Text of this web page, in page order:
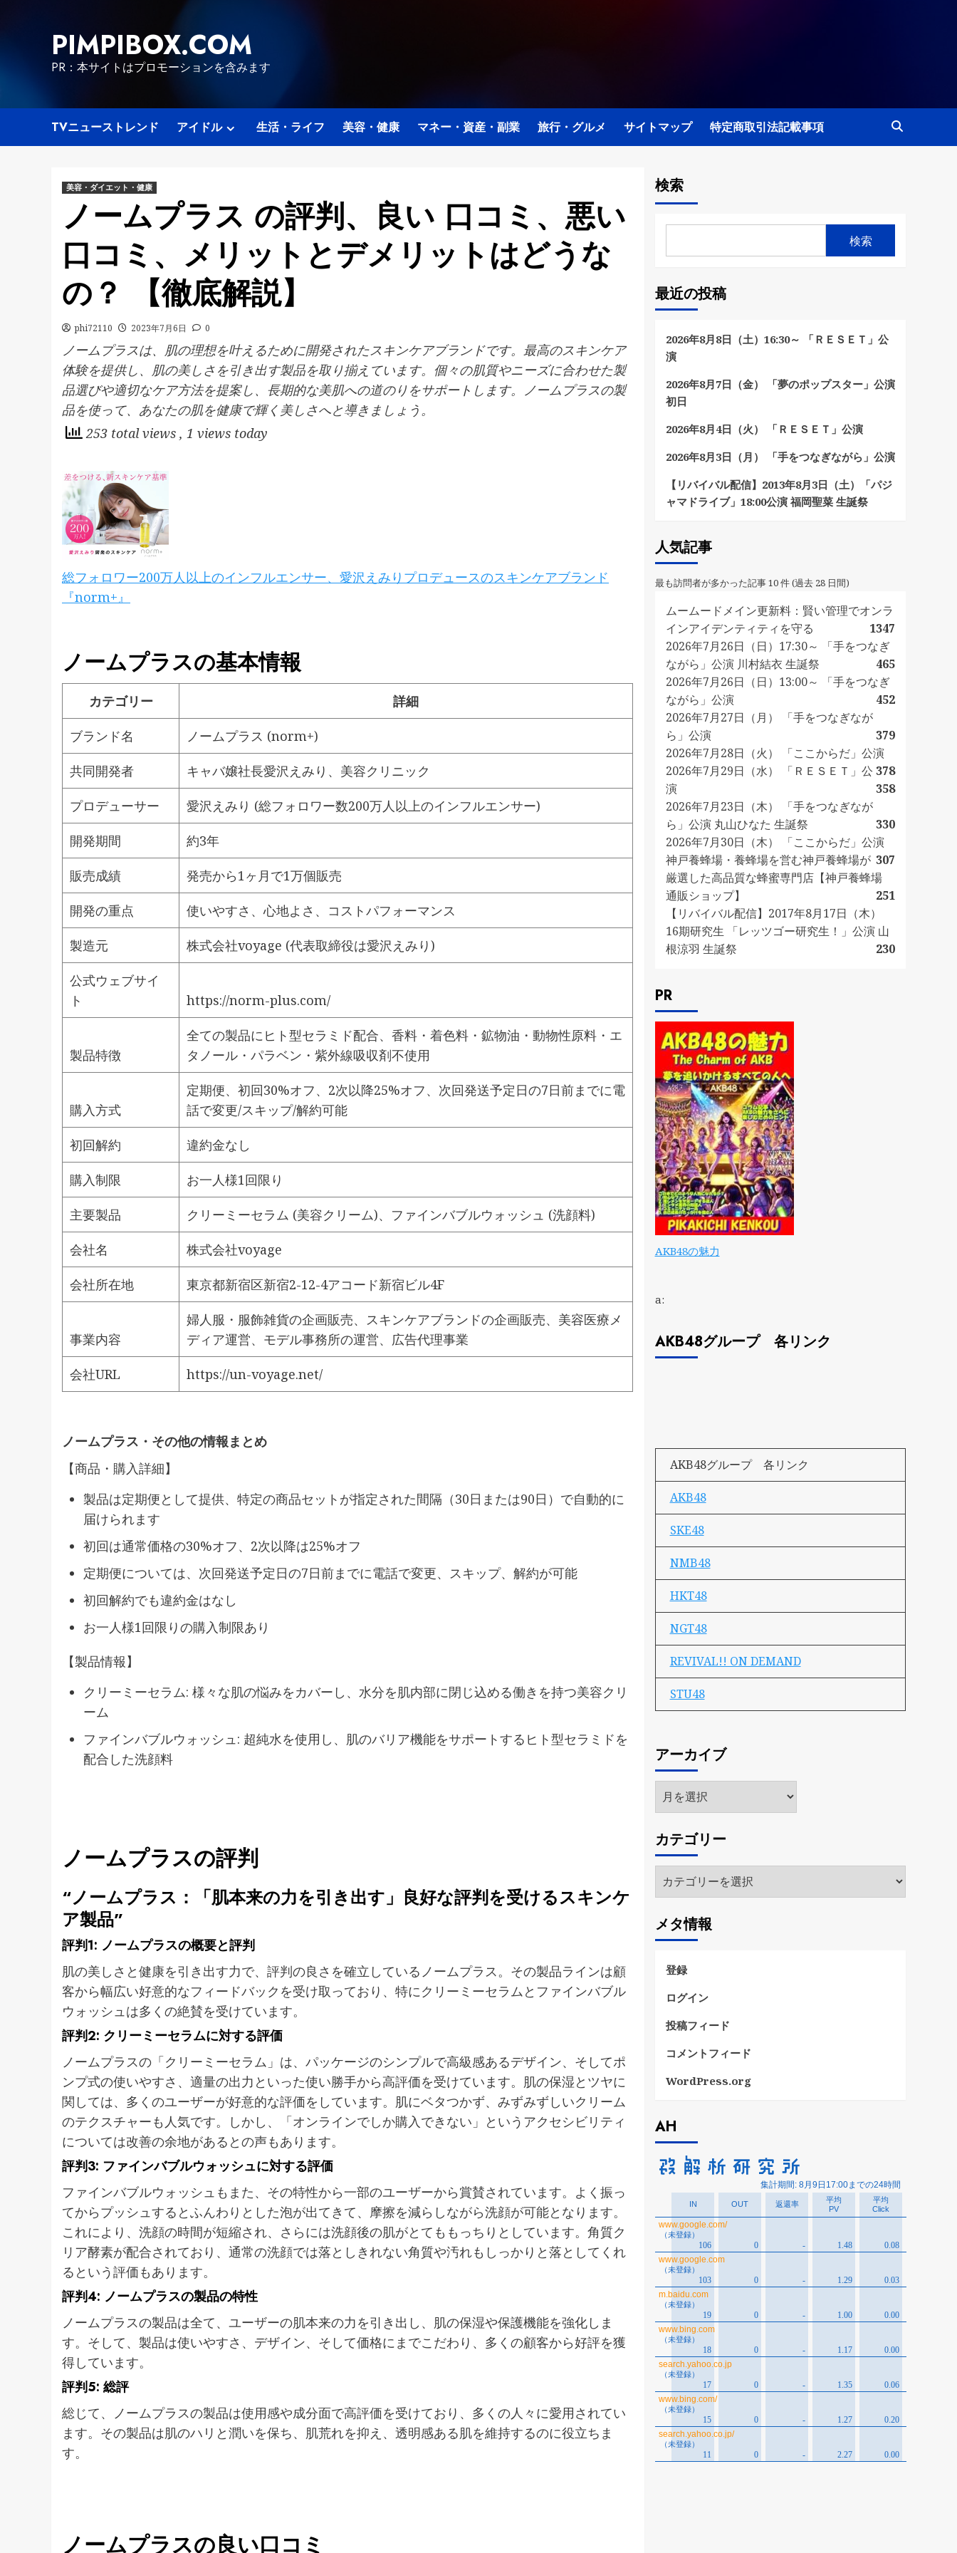
PIMPIBOX.COM
PR：本サイトはプロモーションを含みます
TVニューストレンド アイドル 生活・ライフ 美容・健康 マネー・資産・副業 旅行・グルメ サイトマップ 特定商取引法記載事項
美容・ダイエット・健康
ノームプラス の評判、良い 口コミ、悪い
口コミ、メリットとデメリットはどうな
の？ 【徹底解説】
phi72110 2023年7月6日 0
ノームプラスは、肌の理想を叶えるために開発されたスキンケアブランドです。最高のスキンケア
体験を提供し、肌の美しさを引き出す製品を取り揃えています。個々の肌質やニーズに合わせた製
品選びや適切なケア方法を提案し、長期的な美肌への道のりをサポートします。ノームプラスの製
品を使って、あなたの肌を健康で輝く美しさへと導きましょう。
253 total views , 1 views today
総フォロワー200万人以上のインフルエンサー、愛沢えみりプロデュースのスキンケアブランド
『norm+』
ノームプラスの基本情報
カテゴリー 詳細
ブランド名 ノームプラス (norm+)
共同開発者 キャバ嬢社長愛沢えみり、美容クリニック
プロデューサー 愛沢えみり (総フォロワー数200万人以上のインフルエンサー)
開発期間 約3年
販売成績 発売から1ヶ月で1万個販売
開発の重点 使いやすさ、心地よさ、コストパフォーマンス
製造元 株式会社voyage (代表取締役は愛沢えみり)
公式ウェブサイ
ト
https://norm-plus.com/
製品特徴
全ての製品にヒト型セラミド配合、香料・着色料・鉱物油・動物性原料・エ
タノール・パラベン・紫外線吸収剤不使用
購入方式
定期便、初回30%オフ、2次以降25%オフ、次回発送予定日の7日前までに電
話で変更/スキップ/解約可能
初回解約 違約金なし
購入制限 お一人様1回限り
主要製品 クリーミーセラム (美容クリーム)、ファインバブルウォッシュ (洗顔料)
会社名 株式会社voyage
会社所在地 東京都新宿区新宿2-12-4アコード新宿ビル4F
事業内容
婦人服・服飾雑貨の企画販売、スキンケアブランドの企画販売、美容医療メ
ディア運営、モデル事務所の運営、広告代理事業
会社URL https://un-voyage.net/
ノームプラス・その他の情報まとめ
【商品・購入詳細】
製品は定期便として提供、特定の商品セットが指定された間隔（30日または90日）で自動的に
届けられます
初回は通常価格の30%オフ、2次以降は25%オフ
定期便については、次回発送予定日の7日前までに電話で変更、スキップ、解約が可能
初回解約でも違約金はなし
お一人様1回限りの購入制限あり
【製品情報】
クリーミーセラム: 様々な肌の悩みをカバーし、水分を肌内部に閉じ込める働きを持つ美容クリ
ーム
ファインバブルウォッシュ: 超純水を使用し、肌のバリア機能をサポートするヒト型セラミドを
配合した洗顔料
ノームプラスの評判
“ノームプラス：「肌本来の力を引き出す」良好な評判を受けるスキンケ
ア製品”
評判1: ノームプラスの概要と評判
肌の美しさと健康を引き出す力で、評判の良さを確立しているノームプラス。その製品ラインは顧
客から幅広い好意的なフィードバックを受け取っており、特にクリーミーセラムとファインバブル
ウォッシュは多くの絶賛を受けています。
評判2: クリーミーセラムに対する評価
ノームプラスの「クリーミーセラム」は、パッケージのシンプルで高級感あるデザイン、そしてポ
ンプ式の使いやすさ、適量の出力といった使い勝手から高評価を受けています。肌の保湿とツヤに
関しては、多くのユーザーが好意的な評価をしています。肌にベタつかず、みずみずしいクリーム
のテクスチャーも人気です。しかし、「オンラインでしか購入できない」というアクセシビリティ
については改善の余地があるとの声もあります。
評判3: ファインバブルウォッシュに対する評価
ファインバブルウォッシュもまた、その特性から一部のユーザーから賞賛されています。よく振っ
てからプッシュするとふんわりとした泡が出てきて、摩擦を減らしながら洗顔が可能となります。
これにより、洗顔の時間が短縮され、さらには洗顔後の肌がとてももっちりとしています。角質ク
リア酵素が配合されており、通常の洗顔では落としきれない角質や汚れもしっかりと落としてくれ
るという評価もあります。
評判4: ノームプラスの製品の特性
ノームプラスの製品は全て、ユーザーの肌本来の力を引き出し、肌の保湿や保護機能を強化しま
す。そして、製品は使いやすさ、デザイン、そして価格にまでこだわり、多くの顧客から好評を獲
得しています。
評判5: 総評
総じて、ノームプラスの製品は使用感や成分面で高評価を受けており、多くの人々に愛用されてい
ます。その製品は肌のハリと潤いを保ち、肌荒れを抑え、透明感ある肌を維持するのに役立ちま
す。
ノームプラスの良い口コミ
検索
検索
最近の投稿
2026年8月8日（土）16:30～ 「ＲＥＳＥＴ」公
演
2026年8月7日（金） 「夢のポップスター」公演
初日
2026年8月4日（火） 「ＲＥＳＥＴ」公演
2026年8月3日（月） 「手をつなぎながら」公演
【リバイバル配信】2013年8月3日（土）「パジ
ャマドライブ」18:00公演 福岡聖菜 生誕祭
人気記事
最も訪問者が多かった記事 10 件 (過去 28 日間)
ムームードメイン更新料：賢い管理でオンラ
インアイデンティティを守る
1347
2026年7月26日（日）17:30～ 「手をつなぎ
ながら」公演 川村結衣 生誕祭
465
2026年7月26日（日）13:00～ 「手をつなぎ
ながら」公演
452
2026年7月27日（月） 「手をつなぎなが
ら」公演
379
2026年7月28日（火） 「ここからだ」公演
378
2026年7月29日（水） 「ＲＥＳＥＴ」公
演
358
2026年7月23日（木） 「手をつなぎなが
ら」公演 丸山ひなた 生誕祭
330
2026年7月30日（木） 「ここからだ」公演
307
神戸養蜂場・養蜂場を営む神戸養蜂場が
厳選した高品質な蜂蜜専門店【神戸養蜂場
通販ショップ】
251
【リバイバル配信】2017年8月17日（木）
16期研究生 「レッツゴー研究生！」公演 山
根涼羽 生誕祭
230
PR
AKB48の魅力
a:
AKB48グループ 各リンク
AKB48グループ 各リンク
AKB48
SKE48
NMB48
HKT48
NGT48
REVIVAL!! ON DEMAND
STU48
アーカイブ
ア
ー
イ
ブ
カテゴリー
テ
リ
ー
メタ情報
登録
ログイン
投稿フィード
コメントフィード
WordPress.org
AH